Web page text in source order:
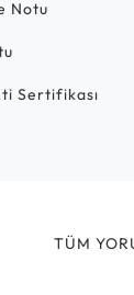
Notu
Sertifikası
TÜM